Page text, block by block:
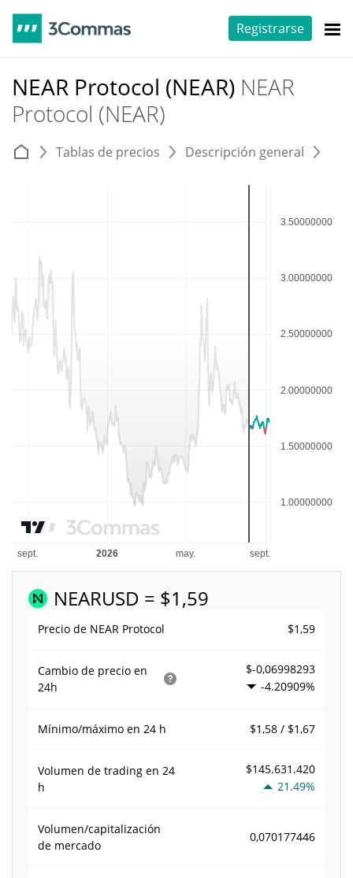
Registrarse
NEAR Protocol (NEAR) NEAR
Protocol (NEAR)
Tablas de precios Descripción general
NEARUSD = $1,59
Precio de NEAR Protocol $1,59
Cambio de precio en
24h
$-0,06998293
-4.20909%
Mínimo/máximo en 24 h $1,58 / $1,67
Volumen de trading en 24
h
$145.631.420
21.49%
Volumen/capitalización
de mercado
0,070177446